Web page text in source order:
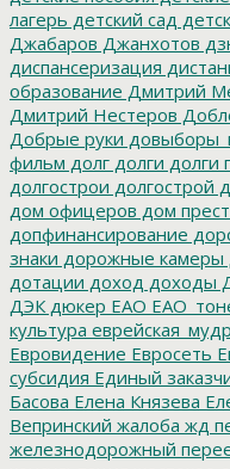
лагерь детский сад
Джабаров Джанхотов
диспансеризация
образование Дмитрий
Дмитрий Нестеров
Добрые руки
фильм долг долги долги
долгострои долгострой
дом офицеров дом
допфинансирование
знаки дорожные камеры
дотации доход доходы
ДЭК дюкер ЕАО
культура
Евровидение Евросеть
субсидия Единый
Басова Елена Князева
Вепринский жалоба жд
железнодорожный